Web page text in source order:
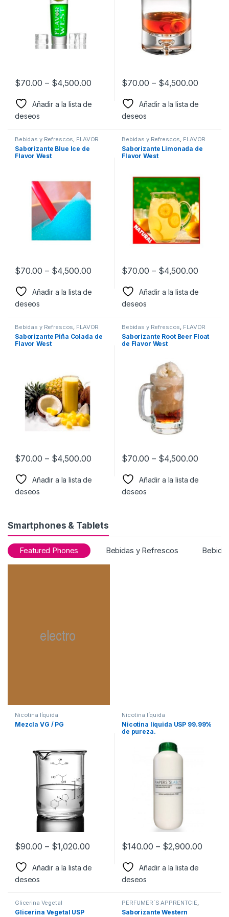
$70.00 – $4,500.00
Añadir a la lista de
deseos
$70.00 – $4,500.00
Añadir a la lista de
deseos
Bebidas y Refrescos, FLAVOR
WEST ,Sabor a Bebidas y
Refrescos,Saborizantes
Saborizante Blue Ice de
Flavor West
$70.00 – $4,500.00
Añadir a la lista de
deseos
Bebidas y Refrescos, FLAVOR
WEST ,Sabor a Bebidas y
Refrescos,Saborizantes
Saborizante Limonada de
Flavor West
$70.00 – $4,500.00
Añadir a la lista de
deseos
Bebidas y Refrescos FLAVOR
,Sabor a Bebidas y
Refrescos,Saborizantes
Saborizante Piña Colada de
Flavor West
$70.00 – $4,500.00
Añadir a la lista de
deseos
Bebidas y Refrescos FLAVOR
,Sabor a Bebidas y
Refrescos,Saborizantes
Saborizante Root Beer Float
de Flavor West
$70.00 – $4,500.00
Añadir a la lista de
deseos
Smartphones & Tablets
Featured Phones Bebidas y Refrescos
Nicotina líquida
Mezcla VG / PG
$90.00 – $1,020.00
Añadir a la lista de
deseos
Nicotina líquida
Nicotina líquida USP 99.99%
de pureza.
$140.00 – $2,900.00
Añadir a la lista de
deseos
Glicerina Vegetal
Glicerina Vegetal USP
PERFUMER´S APPRENTCIE,
Sabor a Tabaco, Sabores
Tabaco,Saborizantes
Saborizante Western